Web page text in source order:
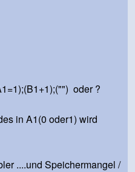
oder ?
in A1(0 oder1) wird
....und Speichermangel /